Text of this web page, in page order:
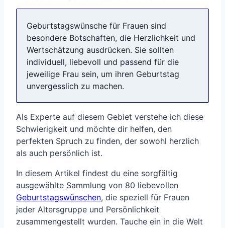
Geburtstagswünsche für Frauen sind
besondere Botschaften, die Herzlichkeit und
Wertschätzung ausdrücken. Sie sollten
individuell, liebevoll und passend für die
jeweilige Frau sein, um ihren Geburtstag
unvergesslich zu machen.
Als Experte auf diesem Gebiet verstehe ich diese
Schwierigkeit und möchte dir helfen, den
perfekten Spruch zu finden, der sowohl herzlich
als auch persönlich ist.
In diesem Artikel findest du eine sorgfältig
ausgewählte Sammlung von 80 liebevollen
Geburtstagswünschen, die speziell für Frauen
jeder Altersgruppe und Persönlichkeit
zusammengestellt wurden. Tauche ein in die Welt